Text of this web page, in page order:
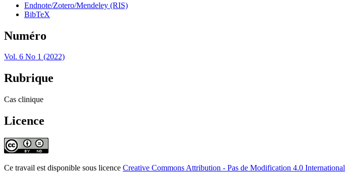
Endnote/Zotero/Mendeley (RIS)
BibTeX
Numéro
Vol. 6 No 1 (2022)
Rubrique
Cas clinique
Licence
Ce travail est disponible sous licence Creative Commons Attribution - Pas de Modification 4.0 International